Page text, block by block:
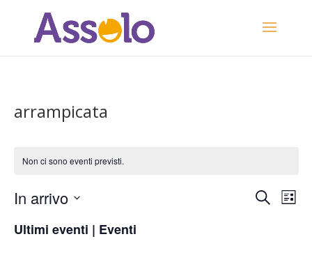
arrampicata
Non ci sono eventi previsti.
Eventi
Cerca Lista
In arrivo
la
Ultimi eventi | Eventi